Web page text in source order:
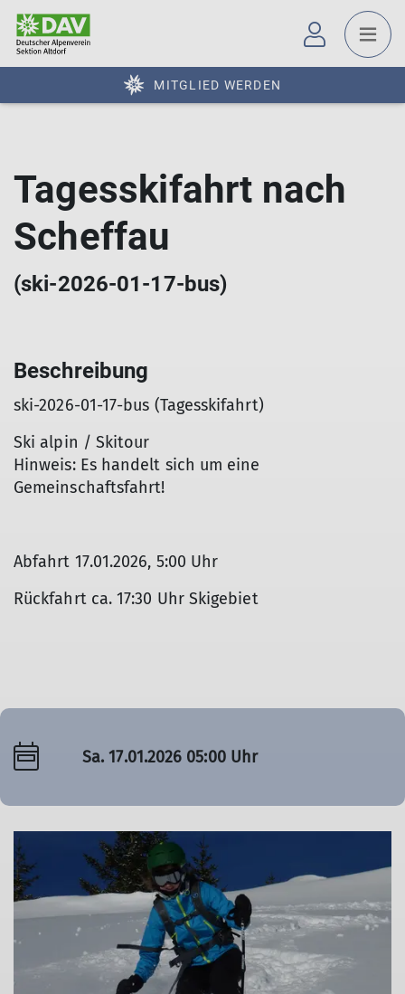
MITGLIED WERDEN
Tagesskifahrt nach
Scheffau
(ski-2026-01-17-bus)
Beschreibung
ski-2026-01-17-bus (Tagesskifahrt)
Ski alpin / Skitour
Hinweis: Es handelt sich um eine
Gemeinschaftsfahrt!
Abfahrt 17.01.2026, 5:00 Uhr
Rückfahrt ca. 17:30 Uhr Skigebiet
Sa. 17.01.2026 05:00 Uhr